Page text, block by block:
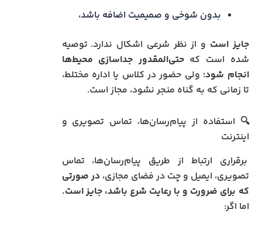
بدون شوخی و صمیمیت اضافه باشد،
جایز است و از نظر شرعی اشکال ندارد. توصیه
شده است کهحتی‌المقدور جداسازی محیط‌ها
انجام شود؛ ولی حضور در کلاس یا اداره مختلط،
تا زمانی که به گناه منجر نشود، مجاز است.
🔍 استفاده از پیام‌رسان‌ها، تماس تصویری و
اینترنت
برقراری ارتباط از طریق پیام‌رسان‌ها، تماس
تصویری، ایمیل و چت در فضای مجازی،در صورتی
که برای ضرورت و با رعایت شرع باشد، جایز است.
اما اگر: